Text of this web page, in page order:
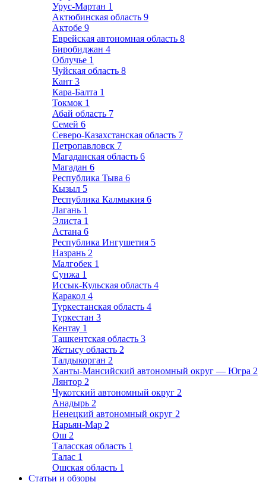
Урус-Мартан 1
Актюбинская область 9
Актобе 9
Еврейская автономная область 8
Биробиджан 4
Облучье 1
Чуйская область 8
Кант 3
Кара-Балта 1
Токмок 1
Абай область 7
Семей 6
Северо-Казахстанская область 7
Петропавловск 7
Магаданская область 6
Магадан 6
Республика Тыва 6
Кызыл 5
Республика Калмыкия 6
Лагань 1
Элиста 1
Астана 6
Республика Ингушетия 5
Назрань 2
Малгобек 1
Сунжа 1
Иссык-Кульская область 4
Каракол 4
Туркестанская область 4
Туркестан 3
Кентау 1
Ташкентская область 3
Жетысу область 2
Талдыкорган 2
Ханты-Мансийский автономный округ — Югра 2
Лянтор 2
Чукотский автономный округ 2
Анадырь 2
Ненецкий автономный округ 2
Нарьян-Мар 2
Ош 2
Таласская область 1
Талас 1
Ошская область 1
Статьи и обзоры